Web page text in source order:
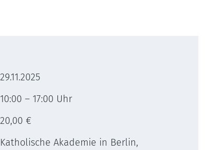
29.11.2025
10:00 – 17:00 Uhr
20,00 €
Katholische Akademie in Berlin,